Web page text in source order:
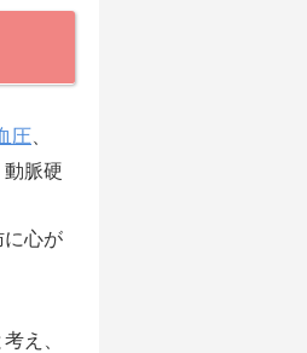
圧
脈硬
に心が
え、